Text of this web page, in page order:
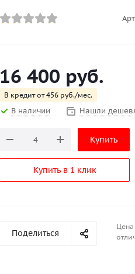
16 400 руб.
В кредит от 456 руб./мес.
В наличии Нашли
Купить
Купить в 1 клик
Поделиться
Цена